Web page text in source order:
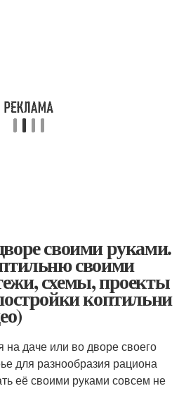
своими руками.
своими
схемы, проекты
коптильни
на даче или во дворе своего
для разнообразия рациона
её своими руками совсем не